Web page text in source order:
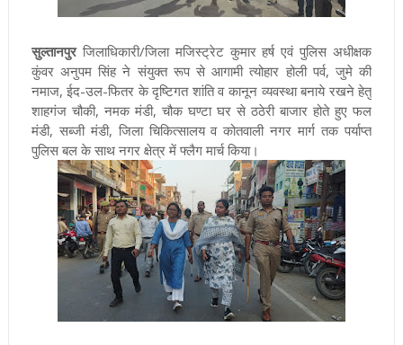
सुल्तानपुरजिलाधिकारी/जिला मजिस्ट्रेट कुमार हर्ष एवं पुलिस अधीक्षक
कुंवर अनुपम सिंह ने संयुक्त रूप से आगामी त्योहार होली पर्व, जुमे की
नमाज, ईद-उल-फितर के दृष्टिगत शांति व कानून व्यवस्था बनाये रखने हेतु
शाहगंज चौकी, नमक मंडी, चौक घण्टा घर से ठठेरी बाजार होते हुए फल
मंडी, सब्जी मंडी, जिला चिकित्सालय व कोतवाली नगर मार्ग तक पर्याप्त
पुलिस बल के साथ नगर क्षेत्र में फ्लैग मार्च किया।